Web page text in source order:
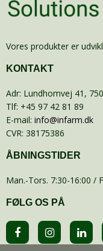
Vores produkter er
KONTAKT
Adr: Lundhomvej 41 ,
Tlf: +45 97 42 81 89
E-mail: info@infarm.dk
CVR: 38175386
ÅBNINGSTIDER
Man.-Tors. 7:30-16:00 /
FØLG OS PÅ